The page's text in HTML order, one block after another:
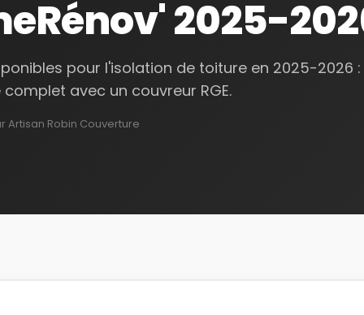
2025-
pour l'isolation de toiture en 2025-2026 :
complet avec un couvreur RGE.
Artisan Robin Couverture